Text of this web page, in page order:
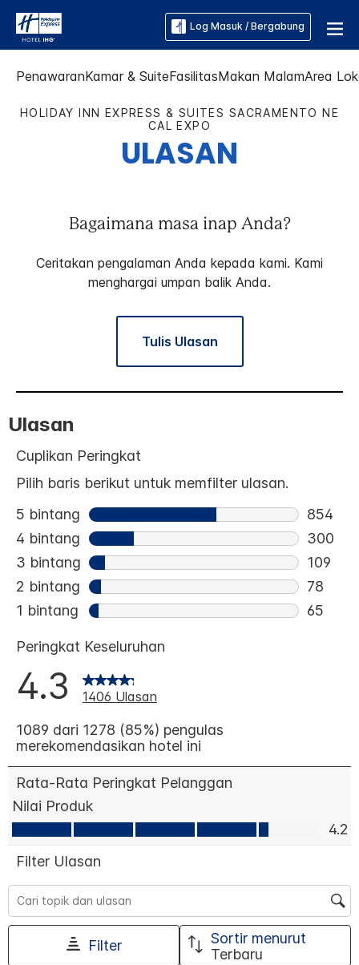
Log Masuk / Bergabung
PenawaranKamar & SuiteFasilitasMakan MalamArea
HOLIDAY INN EXPRESS & SUITES SACRAMENTO NE
CAL EXPO
ULASAN
Bagaimana masa inap Anda?
Ceritakan pengalaman Anda kepada kami. Kami
menghargai umpan balik Anda.
Tulis Ulasan